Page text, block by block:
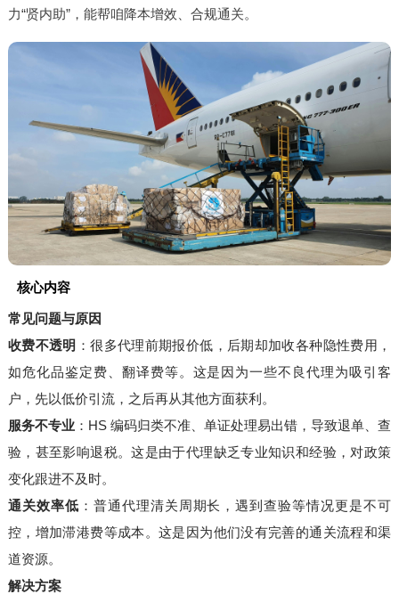
力“贤内助”，能帮咱降本增效、合规通关。
核心内容
常见问题与原因
收费不透明 ：很多代理前期报价低，后期却加收各种隐性费用，
如危化品鉴定费、翻译费等。这是因为一些不良代理为吸引客
户，先以低价引流，之后再从其他方面获利。
服务不专业：HS 编码归类不准、单证处理易出错，导致退单、查
验，甚至影响退税。这是由于代理缺乏专业知识和经验，对政策
变化跟进不及时。
通关效率低 ：普通代理清关周期长，遇到查验等情况更是不可
控，增加滞港费等成本。这是因为他们没有完善的通关流程和渠
道资源。
解决方案